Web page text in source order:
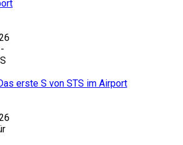
erste S von STS im Airport